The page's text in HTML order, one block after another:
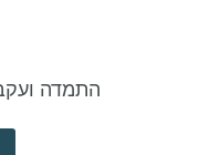
התמדה